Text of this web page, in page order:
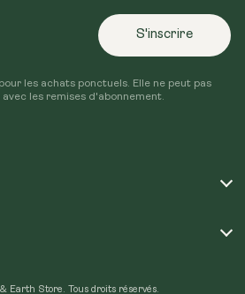
S'inscrire
les achats ponctuels. Elle ne peut pas
les remises d'abonnement.
Earth Store. Tous droits réservés.